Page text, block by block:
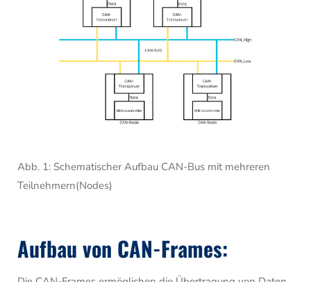
Abb. 1: Schematischer Aufbau CAN-Bus mit mehreren
Teilnehmern(Nodes)
Aufbau von CAN-Frames: